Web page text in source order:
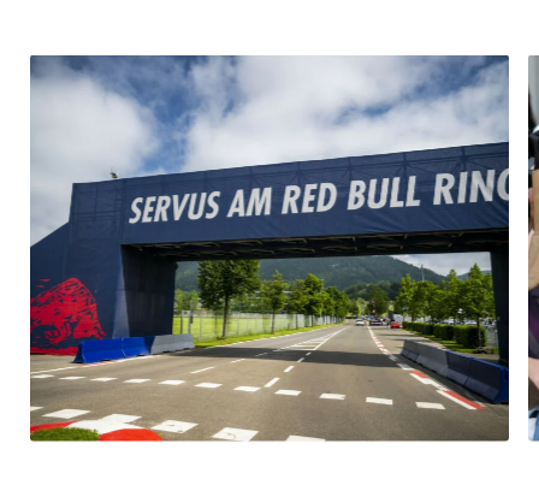
Fahrzeug
Alle anzeigen
Business
Alle anzeigen